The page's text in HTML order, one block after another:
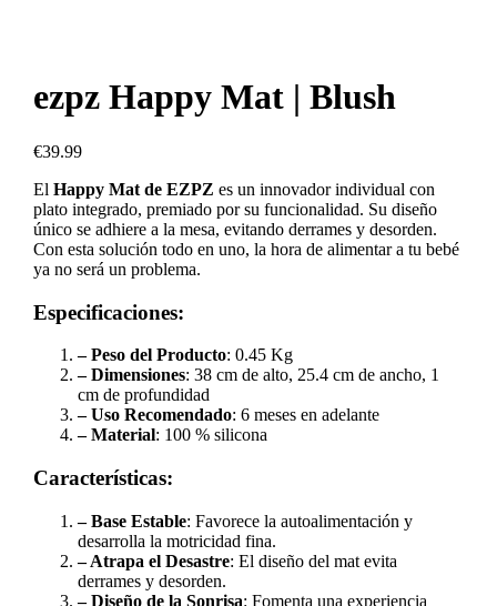
ezpz Happy Mat | Blush
€39.99
El Happy Mat de EZPZ es un innovador individual con
plato integrado, premiado por su funcionalidad. Su diseño
único se adhiere a la mesa, evitando derrames y desorden.
Con esta solución todo en uno, la hora de alimentar a tu bebé
ya no será un problema.
Especificaciones:
– Peso del Producto: 0.45 Kg
– Dimensiones: 38 cm de alto, 25.4 cm de ancho, 1
cm de profundidad
– Uso Recomendado: 6 meses en adelante
– Material: 100 % silicona
Características:
– Base Estable: Favorece la autoalimentación y
desarrolla la motricidad fina.
– Atrapa el Desastre: El diseño del mat evita
derrames y desorden.
– Diseño de la Sonrisa: Fomenta una experiencia